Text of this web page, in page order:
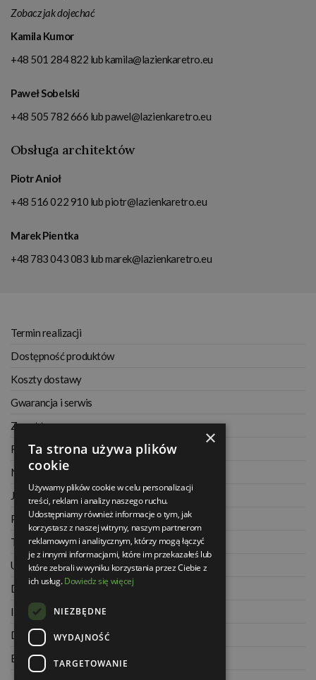
Zobacz jak dojechać
Kamila Kumor
+48 501 284 822 lubkamila@lazienkaretro.eu
Paweł Sobelski
+48 505 782 666 lubpawel@lazienkaretro.eu
Obsługa architektów
Piotr Anioł
+48 516 022 910 lubpiotr@lazienkaretro.eu
Marek Pientka
+48 783 043 083 lubmarek@lazienkaretro.eu
Termin realizacji
Dostępność produktów
Koszty dostawy
Gwarancja i serwis
Zwrot towaru
Regulamin
Najczęściej zadawane pytania
Jak kupować na raty
Polityka prywatności
Twoje zamówienia
Ustawienia konta
Dane kontaktowe
Informacje o firmie
Dla architektów
Blog
×
Ta strona używa plików
cookie
Używamy plików cookie w celu personalizacji
treści, reklam i analizy naszego ruchu.
Udostępniamy również informacje o tym, jak
korzystasz z naszej witryny, naszym partnerom
reklamowym i analitycznym, którzy mogą łączyć
je z innymi informacjami, które im przekazałeś lub
które zebrali w wyniku korzystania przez Ciebie z
ich usług.Dowiedz się więcej
NIEZBĘDNE
WYDAJNOŚĆ
TARGETOWANIE